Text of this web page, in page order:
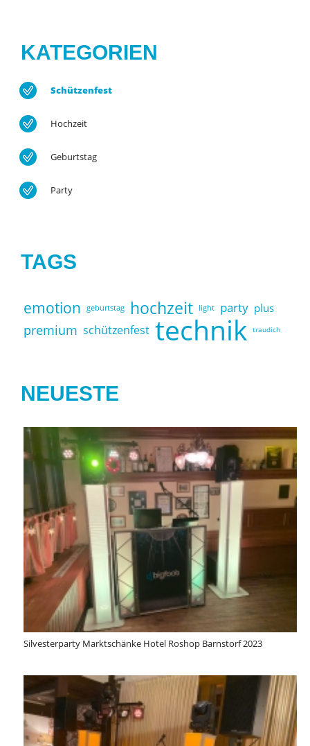
KATEGORIEN
Schützenfest
Hochzeit
Geburtstag
Party
TAGS
emotion geburtstag hochzeit light party plus
premium schützenfest technik traudich
NEUESTE
Silvesterparty Marktschänke Hotel Roshop Barnstorf 2023